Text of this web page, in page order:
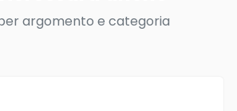
argomento e categoria